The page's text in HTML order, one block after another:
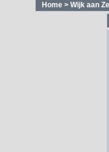
Home > Wijk aan